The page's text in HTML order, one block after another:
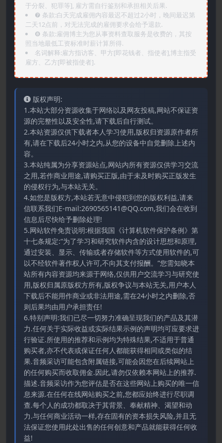
于分裂、犯罪等], 雇方需自行鉴别和承担相关后果.
❼ 条款:白天完成雇佣内容最迟不超过2小时，晚间最迟第
二天12点前，对无法完成的雇佣要求会给予退款.
❽ 条款:雇佣博主为您从事资料查取服务是收费的，其按
照当地最低工资标准时薪计算所得.
名词解释:雇方指访客、甲方[即花钱者、指使者],博主指受
雇方、乙方[即被指使者].
版权声明:
1.本站大部分资源收集于网络以及网友投稿,网站不保证资
源的完整性以及安全性,请下载后自行测试。
2.本站资源仅供下载者本人学习使用,版权归资源原作者所
有,请在下载后24小时之内,从您的设备中自觉删除上述内
容。
3.本站纯属为分享资源站点,网站内所有资源仅供学习交流
之用,若作商业用途,请购买正版,由于未及时购买正版发生
的侵权行为,与本站无关。
4.如您是版权方,本站若无意中侵犯到您的版权利益,请来
信联系我们E-mail:2690565141@QQ.com,我们会在收到
信息后尽快给予删除处理!
5.网站软件免责说明:根据我国《计算机软件保护条例》第
十七条规定:“为了学习和研究软件内含的设计思想和原理,
通过安装、显示、传输或者存储软件等方式使用软件的,可
以不经软件著作权人许可,不向其支付报酬。”您需知晓本
站所有内容资源均来源于网络,仅供用户交流学习与研究使
用,版权归属原版权方所有,版权争议与本站无关,用户本人
下载后不能用作商业或非法用途,需在24小时之内删除,否
则后果均由用户承担责任!
6.特别声明:我们已尽一切努力准确呈现我们的产品及其潜
力.任何关于实际收益或实际结果示例的声明均可应要求进
行验证.所使用的推荐和示例均为特殊结果,不适用于普通
购买者,亦不代表或保证任何人都能获得相同或类似的结
果.音频采访可能包含附属链接,可能会因您在后续网站上
的任何购买而收取佣金.因此,请勿仅依赖本网站上的推荐.
描述.音频采访作为您评估是否在这些网站上购买的唯一信
息来源.在任何在线网站购买之前,您都应始终进行尽职调
查.每个人的成功都取决于其背景、奉献精神、渴望和动
力.与任何商业活动一样,存在固有的资本损失风险,并且无
法保证您使用此处出售的任何创意和产品就能获得任何收
益!